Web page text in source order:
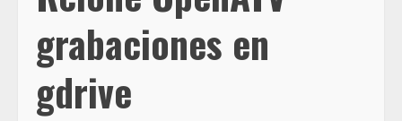
grabaciones en
gdrive